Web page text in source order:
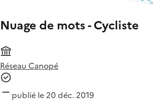
Nuage de mots - Cycliste
Réseau Canopé
publié le 20 déc. 2019